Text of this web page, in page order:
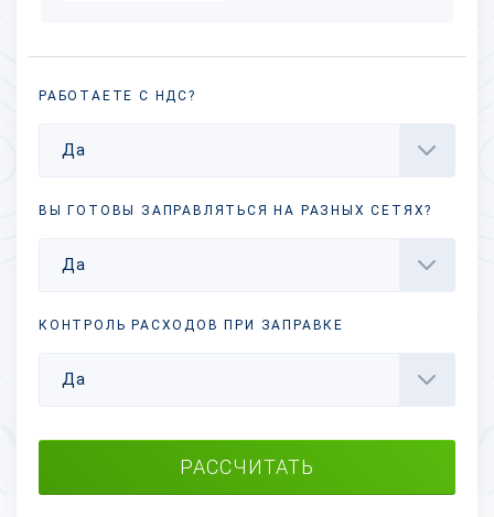
РАБОТАЕТЕ С НДС?
Да
ВЫ ГОТОВЫ ЗАПРАВЛЯТЬСЯ НА РАЗНЫХСЕТЯХ?
Да
КОНТРОЛЬ РАСХОДОВ ПРИ ЗАПРАВКЕ
Да
РАССЧИТАТЬ